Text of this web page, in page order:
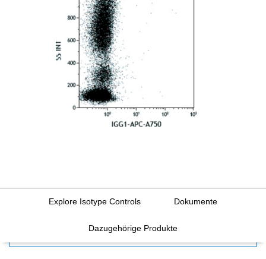
Explore Isotype Controls Dokumente
Dazugehörige Produkte